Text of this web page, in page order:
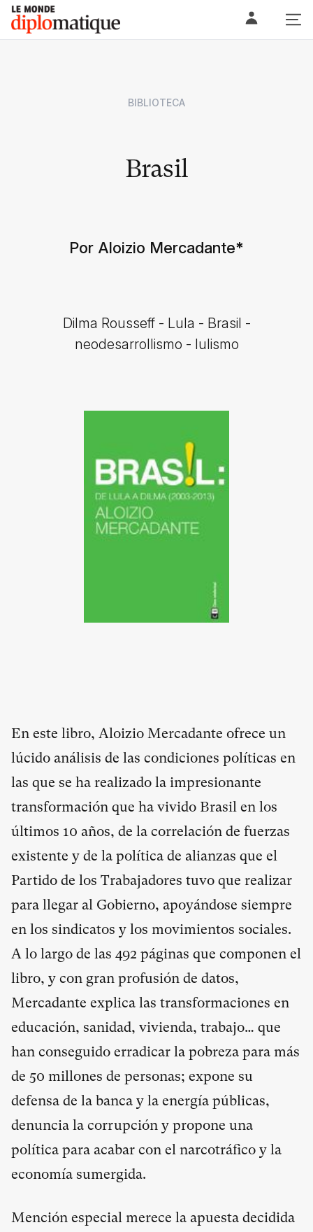
Skip
content
Le monde diplomatique
BIBLIOTECA
Brasil
Por Aloizio Mercadante*
Dilma Rousseff - Lula - Brasil -
neodesarrollismo - lulismo
En este libro, Aloizio Mercadante ofrece un
lúcido análisis de las condiciones políticas en
las que se ha realizado la impresionante
transformación que ha vivido Brasil en los
últimos 10 años, de la correlación de fuerzas
existente y de la política de alianzas que el
Partido de los Trabajadores tuvo que realizar
para llegar al Gobierno, apoyándose siempre
en los sindicatos y los movimientos sociales.
A lo largo de las 492 páginas que componen el
libro, y con gran profusión de datos,
Mercadante explica las transformaciones en
educación, sanidad, vivienda, trabajo… que
han conseguido erradicar la pobreza para más
de 50 millones de personas; expone su
defensa de la banca y la energía públicas,
denuncia la corrupción y propone una
política para acabar con el narcotráfico y la
economía sumergida.
Mención especial merece la apuesta decidida